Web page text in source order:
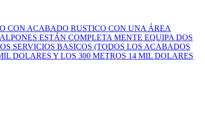
CON ACABADO RUSTICO CON UNA ÁREA
ESTÁN COMPLETA MENTE EQUIPA DOS
SERVICIOS BASICOS (TODOS LOS ACABADOS
DOLARES Y LOS 300 METROS 14 MIL DOLARES